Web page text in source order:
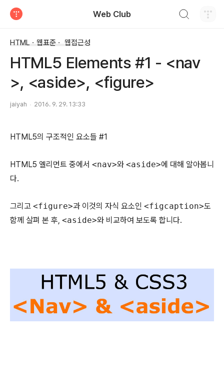
Web Club
HTMLㆍ웹표준ㆍ 웹접근성
HTML5 Elements #1 - <nav
>, <aside>, <figure>
jaiyah 2016. 9. 29. 13:33
HTML5의 구조적인 요소들 #1
HTML5 엘리먼트 중에서 <nav>와 <aside>에 대해 알아봅니
다.
그리고 <figure>과 이것의 자식 요소인 <figcaption>도
함께 살펴 본 후, <aside>와 비교하여 보도록 합니다.